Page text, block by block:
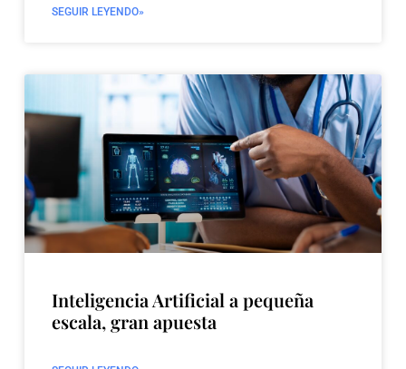
SEGUIR LEYENDO»
Inteligencia Artificial a pequeña
escala, gran apuesta